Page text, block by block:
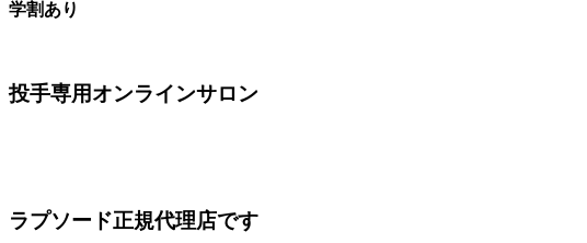
学割あり
投手専用オンラインサロン
ラプソード正規代理店です